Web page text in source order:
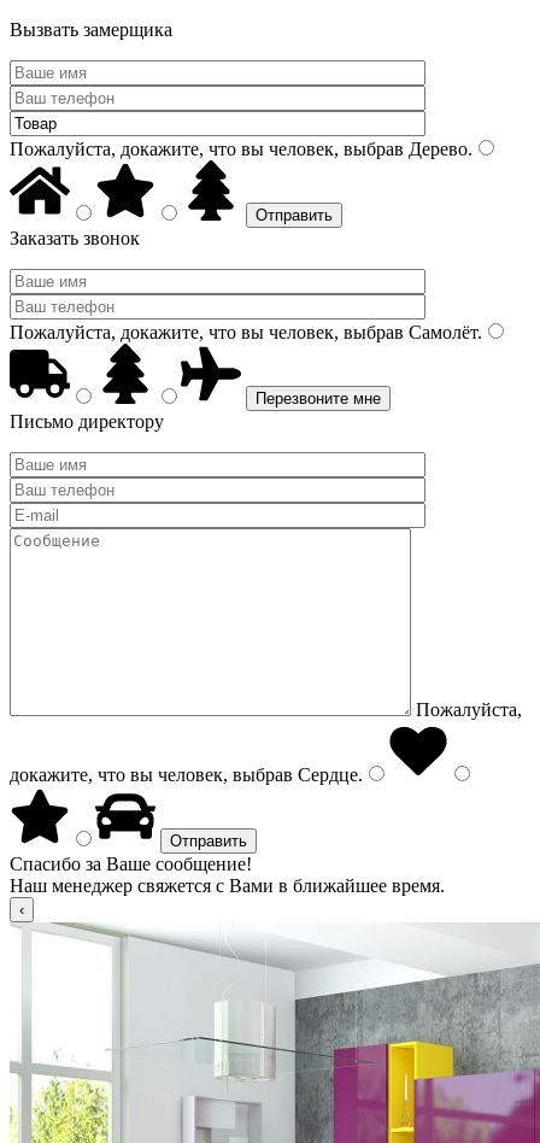
Вызвать замерщика
Пожалуйста, докажите, что вы человек, выбрав Дерево.
Заказать звонок
Пожалуйста, докажите, что вы человек, выбрав Самолёт.
Письмо директору
Пожалуйста,
докажите, что вы человек, выбрав Сердце.
Спасибо за Ваше сообщение!
Наш менеджер свяжется с Вами в ближайшее время.